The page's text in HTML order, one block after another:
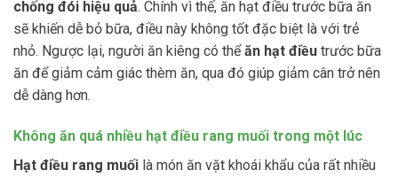
chống đói hiệu quả. Chính vì thế, ăn hạt điều trước bữa ăn
sẽ khiến dễ bỏ bữa, điều này không tốt đặc biệt là với trẻ
nhỏ. Ngược lại, người ăn kiêng có thểăn hạt điều trước bữa
ăn để giảm cảm giác thèm ăn, qua đó giúp giảm cân trở nên
dễ dàng hơn.
Không ăn quá nhiều hạt điều rang muối trong một lúc
Hạt điều rang muối là món ăn vặt khoái khẩu của rất nhiều